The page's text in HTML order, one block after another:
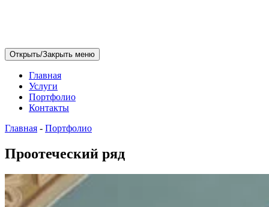
Открыть/Закрыть меню
Главная
Услуги
Портфолио
Контакты
Главная - Портфолио
Проотеческий ряд